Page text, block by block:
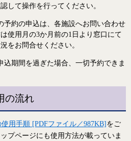
して操作を行ってください。
約の申込は、各施設へお問い合わせ
使用月の3か月前の1日より窓口にて
をお問合せください。
期間を過ぎた場合、一切予約できま
の流れ
用手順 [PDFファイル／987KB] をご
プページにも使用方法が載っていま